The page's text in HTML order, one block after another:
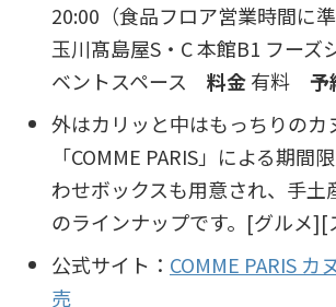
20:00（食品フロア営業時間に
玉川髙島屋S・C 本館B1 フーズ
ベントスペース 料金有料 予
外はカリッと中はもっちりのカ
「COMME PARIS」による期間
わせボックスも用意され、手土
のラインナップです。[グルメ
公式サイト： COMME PARIS カ
売